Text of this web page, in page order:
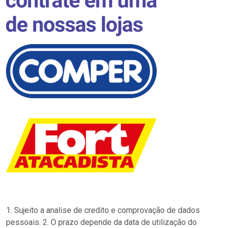
1. Sujeito a analise de credito e comprovação de dados
pessoais. 2. O prazo depende da data de utilização do